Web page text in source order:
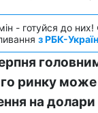
- готуйся до них!
з РБК-
ринку може
на долари